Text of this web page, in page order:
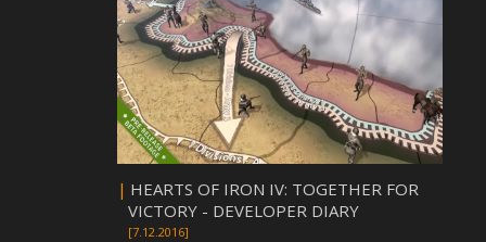
| HEARTS OF IRON IV: TOGETHER FOR
VICTORY - DEVELOPER DIARY
[7.12.2016]